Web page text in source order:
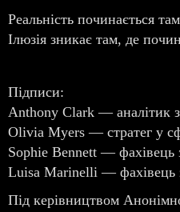
Реальність починається
Ілюзія зникає там, де
Підписи:
Anthony Clark — аналітик
Olivia Myers — стратег у
Sophie Bennett — фахівець
Luisa Marinelli — фахівець з
Під керівництвом